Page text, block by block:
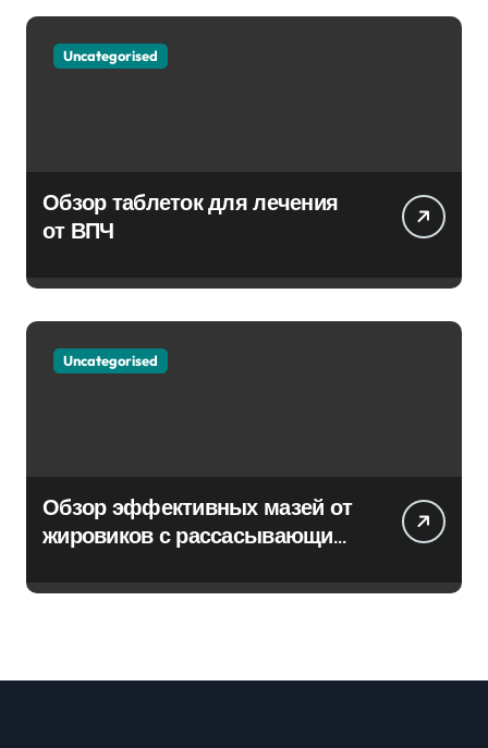
Uncategorised
Обзор таблеток для лечения
от ВПЧ
Uncategorised
Обзор эффективных мазей от
жировиков с рассасывающим